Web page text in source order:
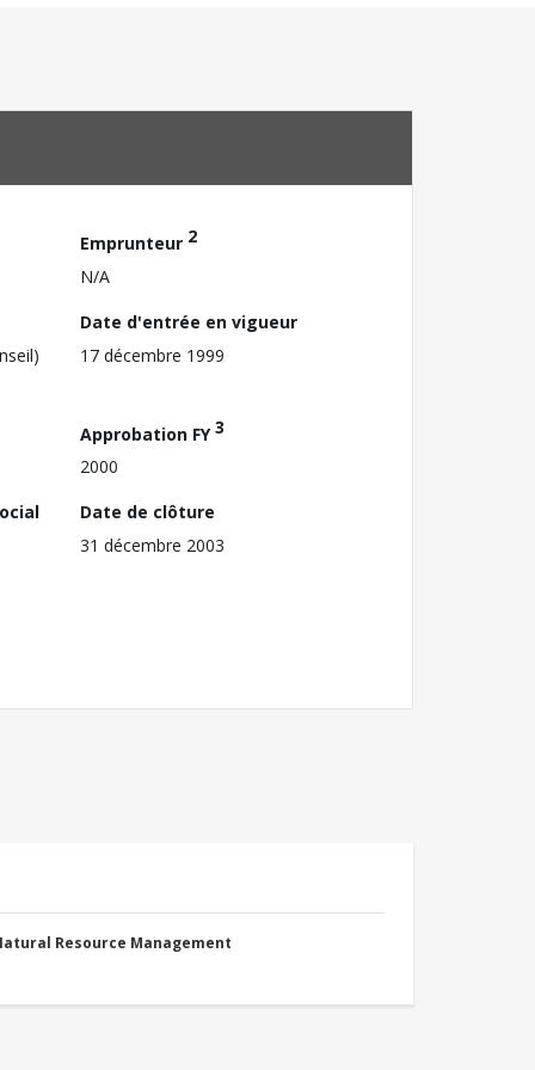
Emprunteur 2
N/A
Date d'entrée en vigueur
17 décembre 1999
Approbation FY3
2000
Date de clôture
31 décembre 2003
Resource Management